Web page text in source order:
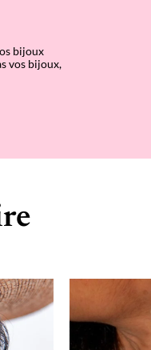
bijoux
vos bijoux,